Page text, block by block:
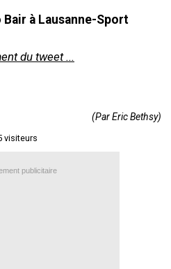
à Lausanne-Sport
du tweet ...
(Par Eric Bethsy)
visiteurs
publicitaire